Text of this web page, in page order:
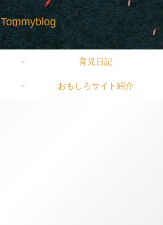
Tommyblog
育児日記
おもしろサイト紹介